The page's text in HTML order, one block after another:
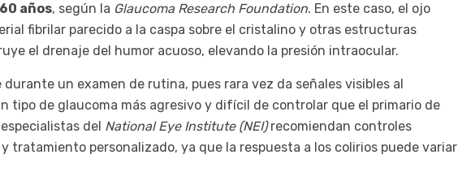
años, según la Glaucoma Research Foundation. En este caso, el ojo
fibrilar parecido a la caspa sobre el cristalino y otras estructuras
el drenaje del humor acuoso, elevando la presión intraocular.
durante un examen de rutina, pues rara vez da señales visibles al
tipo de glaucoma más agresivo y difícil de controlar que el primario de
del National Eye Institute (NEI)recomiendan controles
tratamiento personalizado, ya que la respuesta a los colirios puede variar